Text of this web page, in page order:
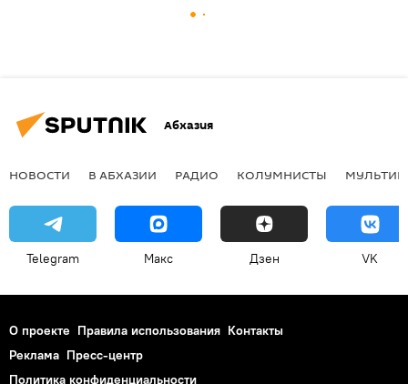
Абхазия
НОВОСТИ В АБХАЗИИ РАДИО КОЛУМНИСТЫ
Telegram Макс Дзен VK
О проекте Правила использования Контакты
Реклама Пресс-центр
Политика конфиденциальности